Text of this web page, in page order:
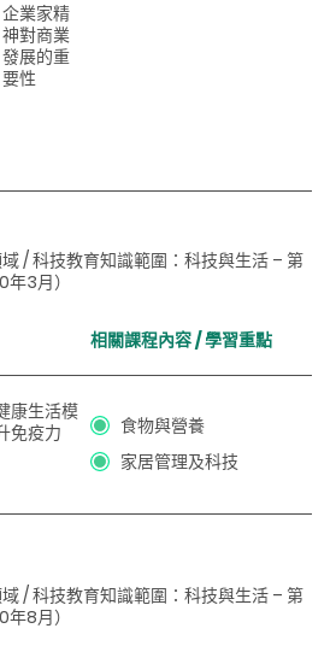
企業家精
神對商業
發展的重
要性
/ 科技教育知識範圍：科技與生活 – 第
年3月）
相關課程內容 / 學習重點
康生活模
免疫力
食物與營養
家居管理及科技
/ 科技教育知識範圍：科技與生活 – 第
8月）